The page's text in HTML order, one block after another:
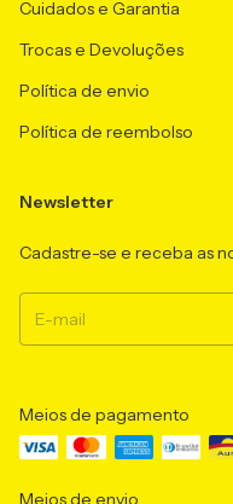
Cuidados e Garantia
Trocas e Devoluções
Política de envio
Política de reembolso
Newsletter
Cadastre-se e receba as
Meios de pagamento
Meios de envio